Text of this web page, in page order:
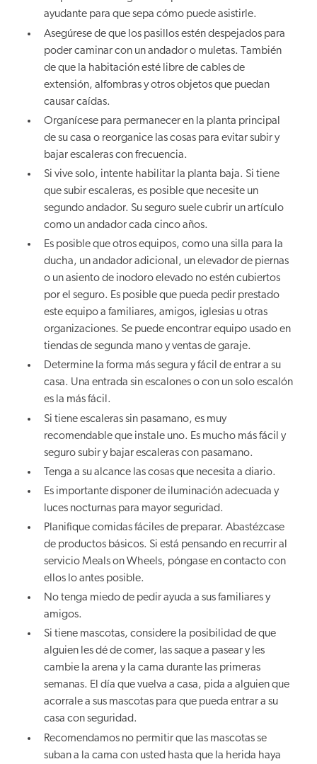
ayudante para que sepa cómo puede asistirle.
Asegúrese de que los pasillos estén despejados para
poder caminar con un andador o muletas. También
de que la habitación esté libre de cables de
extensión, alfombras y otros objetos que puedan
causar caídas.
Organícese para permanecer en la planta principal
de su casa o reorganice las cosas para evitar subir y
bajar escaleras con frecuencia.
Si vive solo, intente habilitar la planta baja. Si tiene
que subir escaleras, es posible que necesite un
segundo andador. Su seguro suele cubrir un artículo
como un andador cada cinco años.
Es posible que otros equipos, como una silla para la
ducha, un andador adicional, un elevador de piernas
o un asiento de inodoro elevado no estén cubiertos
por el seguro. Es posible que pueda pedir prestado
este equipo a familiares, amigos, iglesias u otras
organizaciones. Se puede encontrar equipo usado en
tiendas de segunda mano y ventas de garaje.
Determine la forma más segura y fácil de entrar a su
casa. Una entrada sin escalones o con un solo escalón
es la más fácil.
Si tiene escaleras sin pasamano, es muy
recomendable que instale uno. Es mucho más fácil y
seguro subir y bajar escaleras con pasamano.
Tenga a su alcance las cosas que necesita a diario.
Es importante disponer de iluminación adecuada y
luces nocturnas para mayor seguridad.
Planifique comidas fáciles de preparar. Abastézcase
de productos básicos. Si está pensando en recurrir al
servicio Meals on Wheels, póngase en contacto con
ellos lo antes posible.
No tenga miedo de pedir ayuda a sus familiares y
amigos.
Si tiene mascotas, considere la posibilidad de que
alguien les dé de comer, las saque a pasear y les
cambie la arena y la cama durante las primeras
semanas. El día que vuelva a casa, pida a alguien que
acorrale a sus mascotas para que pueda entrar a su
casa con seguridad.
Recomendamos no permitir que las mascotas se
suban a la cama con usted hasta que la herida haya